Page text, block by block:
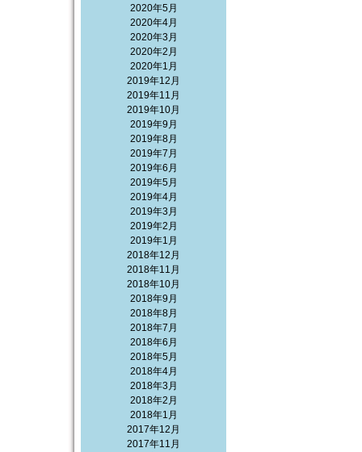
2020年5月
2020年4月
2020年3月
2020年2月
2020年1月
2019年12月
2019年11月
2019年10月
2019年9月
2019年8月
2019年7月
2019年6月
2019年5月
2019年4月
2019年3月
2019年2月
2019年1月
2018年12月
2018年11月
2018年10月
2018年9月
2018年8月
2018年7月
2018年6月
2018年5月
2018年4月
2018年3月
2018年2月
2018年1月
2017年12月
2017年11月